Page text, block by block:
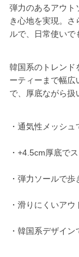
弾力のあるアウト
き心地を実現。
ルで、日常使いで
韓国系のトレンド
ーティーまで幅広
で、厚底ながら扱
・通気性メッシ
・+4.5cm厚底で
・弾力ソールで歩
・滑りにくいアウ
・韓国系デザイ